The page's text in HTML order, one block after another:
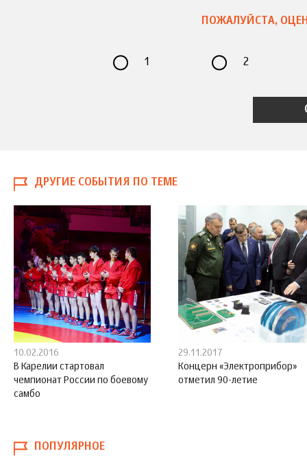
ПОЖАЛУЙСТА,
1 2
ДРУГИЕ СОБЫТИЯ ПО ТЕМЕ
10.02.2016
В Карелии стартовал
чемпионат России по боевому
самбо
29.11.2017
Концерн «Электроприбор»
отметил 90-летие
ПОПУЛЯРНОЕ